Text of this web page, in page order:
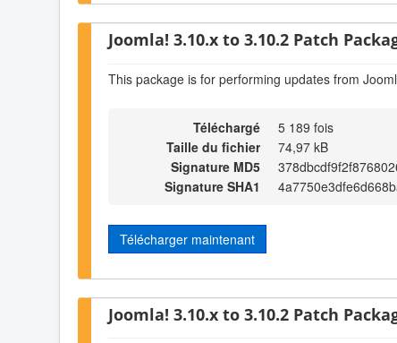
Joomla! 3.10.x to 3.10.2 Patch
This package is for performing updates from
Téléchargé
5 189 fois
Taille du fichier
74,97 kB
Signature MD5
Signature SHA1
Télécharger maintenant
Joomla! 3.10.x to 3.10.2 Patch